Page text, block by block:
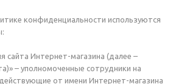
конфиденциальности используются
сайта Интернет-магазина (далее –
– уполномоченные сотрудники на
от имени Интернет-магазина